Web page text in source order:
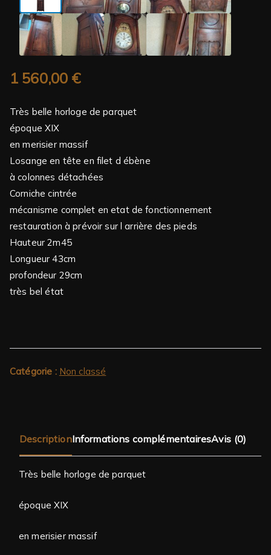
1 560,00 €
Très belle horloge de parquet
époque XIX
en merisier massif
Losange en tête en filet d ébène
à colonnes détachées
Corniche cintrée
mécanisme complet en etat de fonctionnement
restauration à prévoir sur l arrière des pieds
Hauteur 2m45
Longueur 43cm
profondeur 29cm
très bel état
Catégorie : Non classé
DescriptionInformations complémentairesAvis (0)
Très belle horloge de parquet
époque XIX
en merisier massif